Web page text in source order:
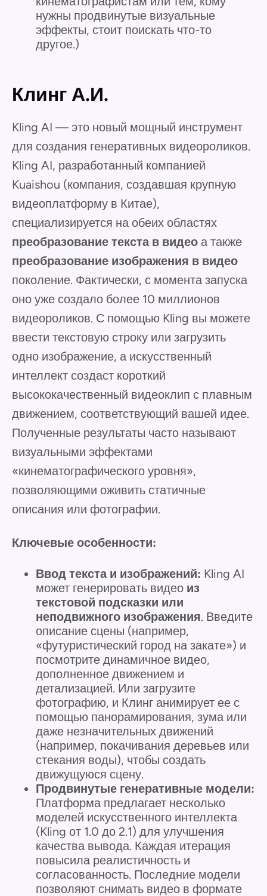
нужны продвинутые визуальные
эффекты, стоит поискать что-то
другое.)
Клинг А.И.
Kling AI — это новый мощный инструмент
для создания генеративных видеороликов.
Kling AI, разработанный компанией
Kuaishou (компания, создавшая крупную
видеоплатформу в Китае),
специализируется на обеих областях
преобразование текста в видео а также
преобразование изображения в видео
поколение. Фактически, с момента запуска
оно уже создало более 10 миллионов
видеороликов. С помощью Kling вы можете
ввести текстовую строку или загрузить
одно изображение, а искусственный
интеллект создаст короткий
высококачественный видеоклип с плавным
движением, соответствующий вашей идее.
Полученные результаты часто называют
визуальными эффектами
«кинематографического уровня»,
позволяющими оживить статичные
описания или фотографии.
Ключевые особенности:
Ввод текста и изображений: Kling AI
может генерировать видео из
текстовой подсказки или
неподвижного изображения. Введите
описание сцены (например,
«футуристический город на закате») и
посмотрите динамичное видео,
дополненное движением и
детализацией. Или загрузите
фотографию, и Клинг анимирует ее с
помощью панорамирования, зума или
даже незначительных движений
(например, покачивания деревьев или
стекания воды), чтобы создать
движущуюся сцену.
Продвинутые генеративные модели:
Платформа предлагает несколько
моделей искусственного интеллекта
(Kling от 1.0 до 2.1) для улучшения
качества вывода. Каждая итерация
повысила реалистичность и
согласованность. Последние модели
позволяют снимать видео в формате